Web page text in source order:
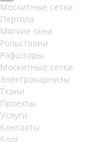
Москитные сетки
Пергола
Мягкие окна
Рольставни
Рафшторы
Москитные сетки
Электрокарнизы
Ткани
Проекты
Услуги
Контакты
Блог